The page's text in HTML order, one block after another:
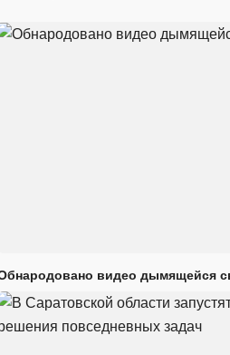
видео дымящейся